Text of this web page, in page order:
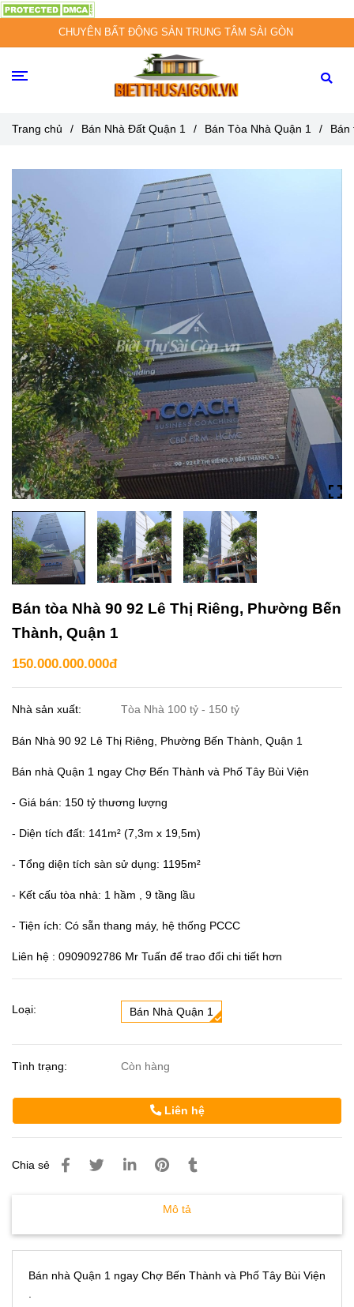
CHUYÊN BẤT ĐỘNG SẢN TRUNG TÂM SÀI GÒN
Trang chủ / Bán Nhà Đất Quận 1 / Bán Tòa Nhà Quận 1 / Bán
Bán tòa Nhà 90 92 Lê Thị Riêng, Phường Bến
Thành, Quận 1
150.000.000.000đ
Nhà sản xuất: Tòa Nhà 100 tỷ - 150 tỷ
Bán Nhà 90 92 Lê Thị Riêng, Phường Bến Thành, Quận 1
Bán nhà Quận 1 ngay Chợ Bến Thành và Phố Tây Bùi Viện
- Giá bán: 150 tỷ thương lượng
- Diện tích đất: 141m² (7,3m x 19,5m)
- Tổng diện tích sàn sử dụng: 1195m²
- Kết cấu tòa nhà: 1 hầm , 9 tầng lầu
- Tiện ích: Có sẵn thang máy, hệ thống PCCC
Liên hệ : 0909092786 Mr Tuấn để trao đổi chi tiết hơn
Loại: Bán Nhà Quận 1
Tình trạng: Còn hàng
Liên hệ
Chia sẻ
Mô tả
Bán nhà Quận 1 ngay Chợ Bến Thành và Phố Tây Bùi Viện